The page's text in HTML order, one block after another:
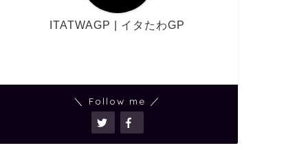
ITATWAGP | イタたわGP
＼ Follow me ／